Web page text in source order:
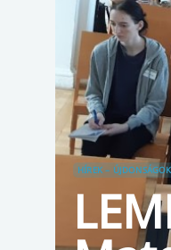
HÍREK – ÚJDONSÁGOK